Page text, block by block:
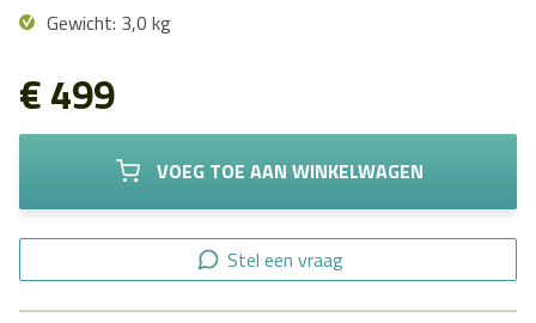
Gewicht: 3,0 kg
€ 499
VOEG TOE AAN WINKELWAGEN
Stel een vraag